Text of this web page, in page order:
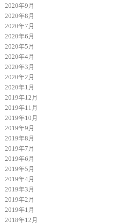
2020年9月
2020年8月
2020年7月
2020年6月
2020年5月
2020年4月
2020年3月
2020年2月
2020年1月
2019年12月
2019年11月
2019年10月
2019年9月
2019年8月
2019年7月
2019年6月
2019年5月
2019年4月
2019年3月
2019年2月
2019年1月
2018年12月